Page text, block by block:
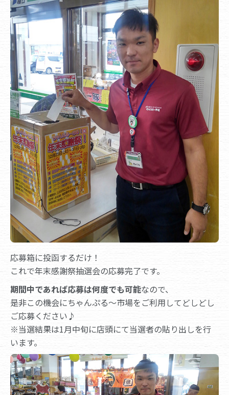
応募箱に投函するだけ！
これで年末感謝祭抽選会の応募完了です。
期間中であれば応募は何度でも可能なので、
是非この機会にちゃんぷる～市場をご利用してどしどし
ご応募ください♪
※当選結果は1月中旬に店頭にて当選者の貼り出しを行
います。